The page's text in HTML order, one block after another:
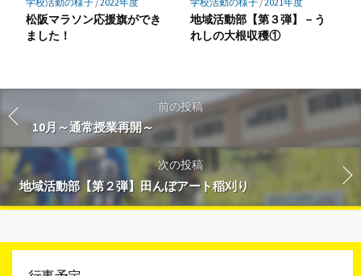
松阪マラソン応援旗ができ
ました！
地域活動部【第３弾】－う
れしの大根収穫①
前の投稿
10月～通常授業再開～
次の投稿
地域活動部【第２弾】田んぼアート稲刈り